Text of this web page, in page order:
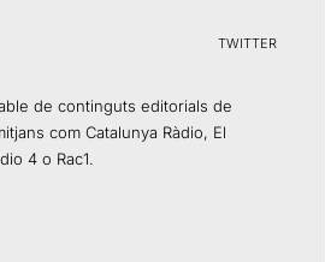
TWITTER
de continguts editorials de
com Catalunya Ràdio, El
4 o Rac1.